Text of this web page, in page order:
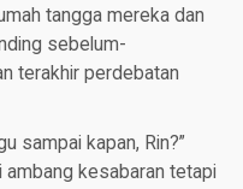
tangga mereka dan
sebelum-
terakhir perdebatan
sampai kapan, Rin?”
ambang kesabaran tetapi